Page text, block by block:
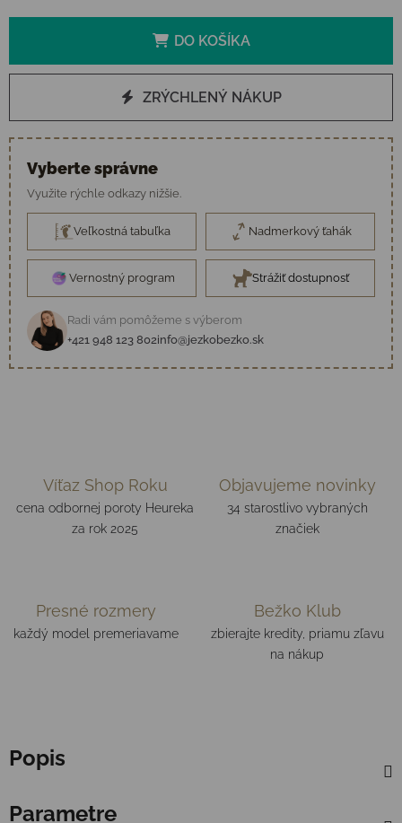
DO KOŠÍKA
ZRÝCHLENÝ NÁKUP
Vyberte správne
Využite rýchle odkazy nižšie.
Veľkostná tabuľka Nadmerkový ťahák
Vernostný program Strážiť dostupnosť
Radi vám pomôžeme s výberom
+421 948 123 802info@jezkobezko.sk
Víťaz Shop Roku
cena odbornej poroty Heureka
za rok 2025
Objavujeme novinky
34 starostlivo vybraných
značiek
Presné rozmery
každý model premeriavame
Bežko Klub
zbierajte kredity, priamu zľavu
na nákup
Popis
Parametre